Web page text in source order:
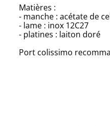
Matières :
- manche : acétate de
- lame : inox 12C27
- platines : laiton doré
Port colissimo